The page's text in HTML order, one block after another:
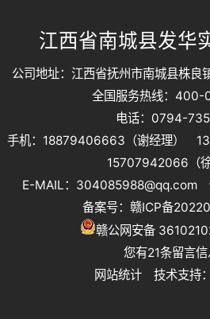
江西省南城县发华
公司地址：江西省抚州市南城县株良
全国服务热线：
电话：0794-
手机：18879406663（谢经理）
15707942066（徐
E-MAIL：304085988@qq.com
备案号： 赣ICP备
赣公网安备
您有21条留言信
网站统计 技术支持：